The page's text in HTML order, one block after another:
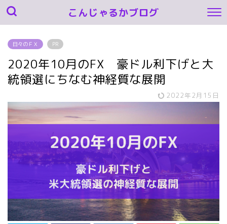
こんじゃるかブログ
日々のＦＸ PR
2020年10月のFX 豪ドル利下げと大
統領選にちなむ神経質な展開
2022年2月15日